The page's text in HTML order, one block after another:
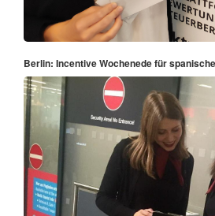
Berlin: Incentive Wochenede für